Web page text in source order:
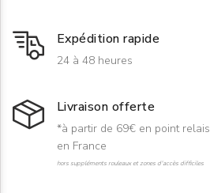
Expédition rapide
24 à 48 heures
Livraison offerte
*à partir de 69€ en point relais
en France
hors suppléments rouleaux et zones d'accès difficiles